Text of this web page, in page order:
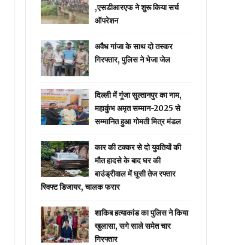
,एसडीआरएफ ने शुरू किया सर्च
ऑपरेशन
अवैध गांजा के साथ दो तस्कर
गिरफ्तार, पुलिस ने भेजा जेल
दिल्ली में गूंजा सुल्तानपुर का नाम,
महाकुंभ अमृत सम्मान-2025 से
सम्मानित हुआ गोमती मित्र मंडल
कार की टक्कर से दो युवतियों की
मौत हादसे के बाद घर की
बाउंड्रीवाल में घुसी तेज रफ्तार
स्विफ्ट डिजायर, चालक फरार
शाकिब हत्याकांड का पुलिस ने किया
खुलासा, सगे साले समेत चार
गिरफ्तार